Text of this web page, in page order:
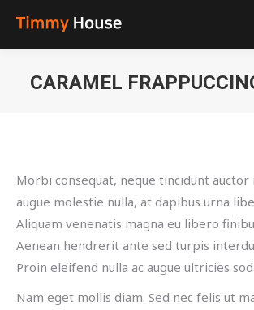
CARAMEL
Morbi consequat, neque tincidunt
augue molestie nulla, at dapibus urna
Aliquam venenatis magna eu libero
Aenean hendrerit ante sed turpis
Proin eleifend nulla ac augue ultricies
Nam eget mollis diam. Sed nec felis ut